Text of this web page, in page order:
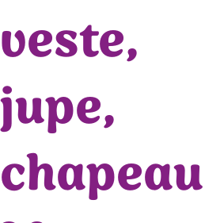
veste,
jupe,
chapeau